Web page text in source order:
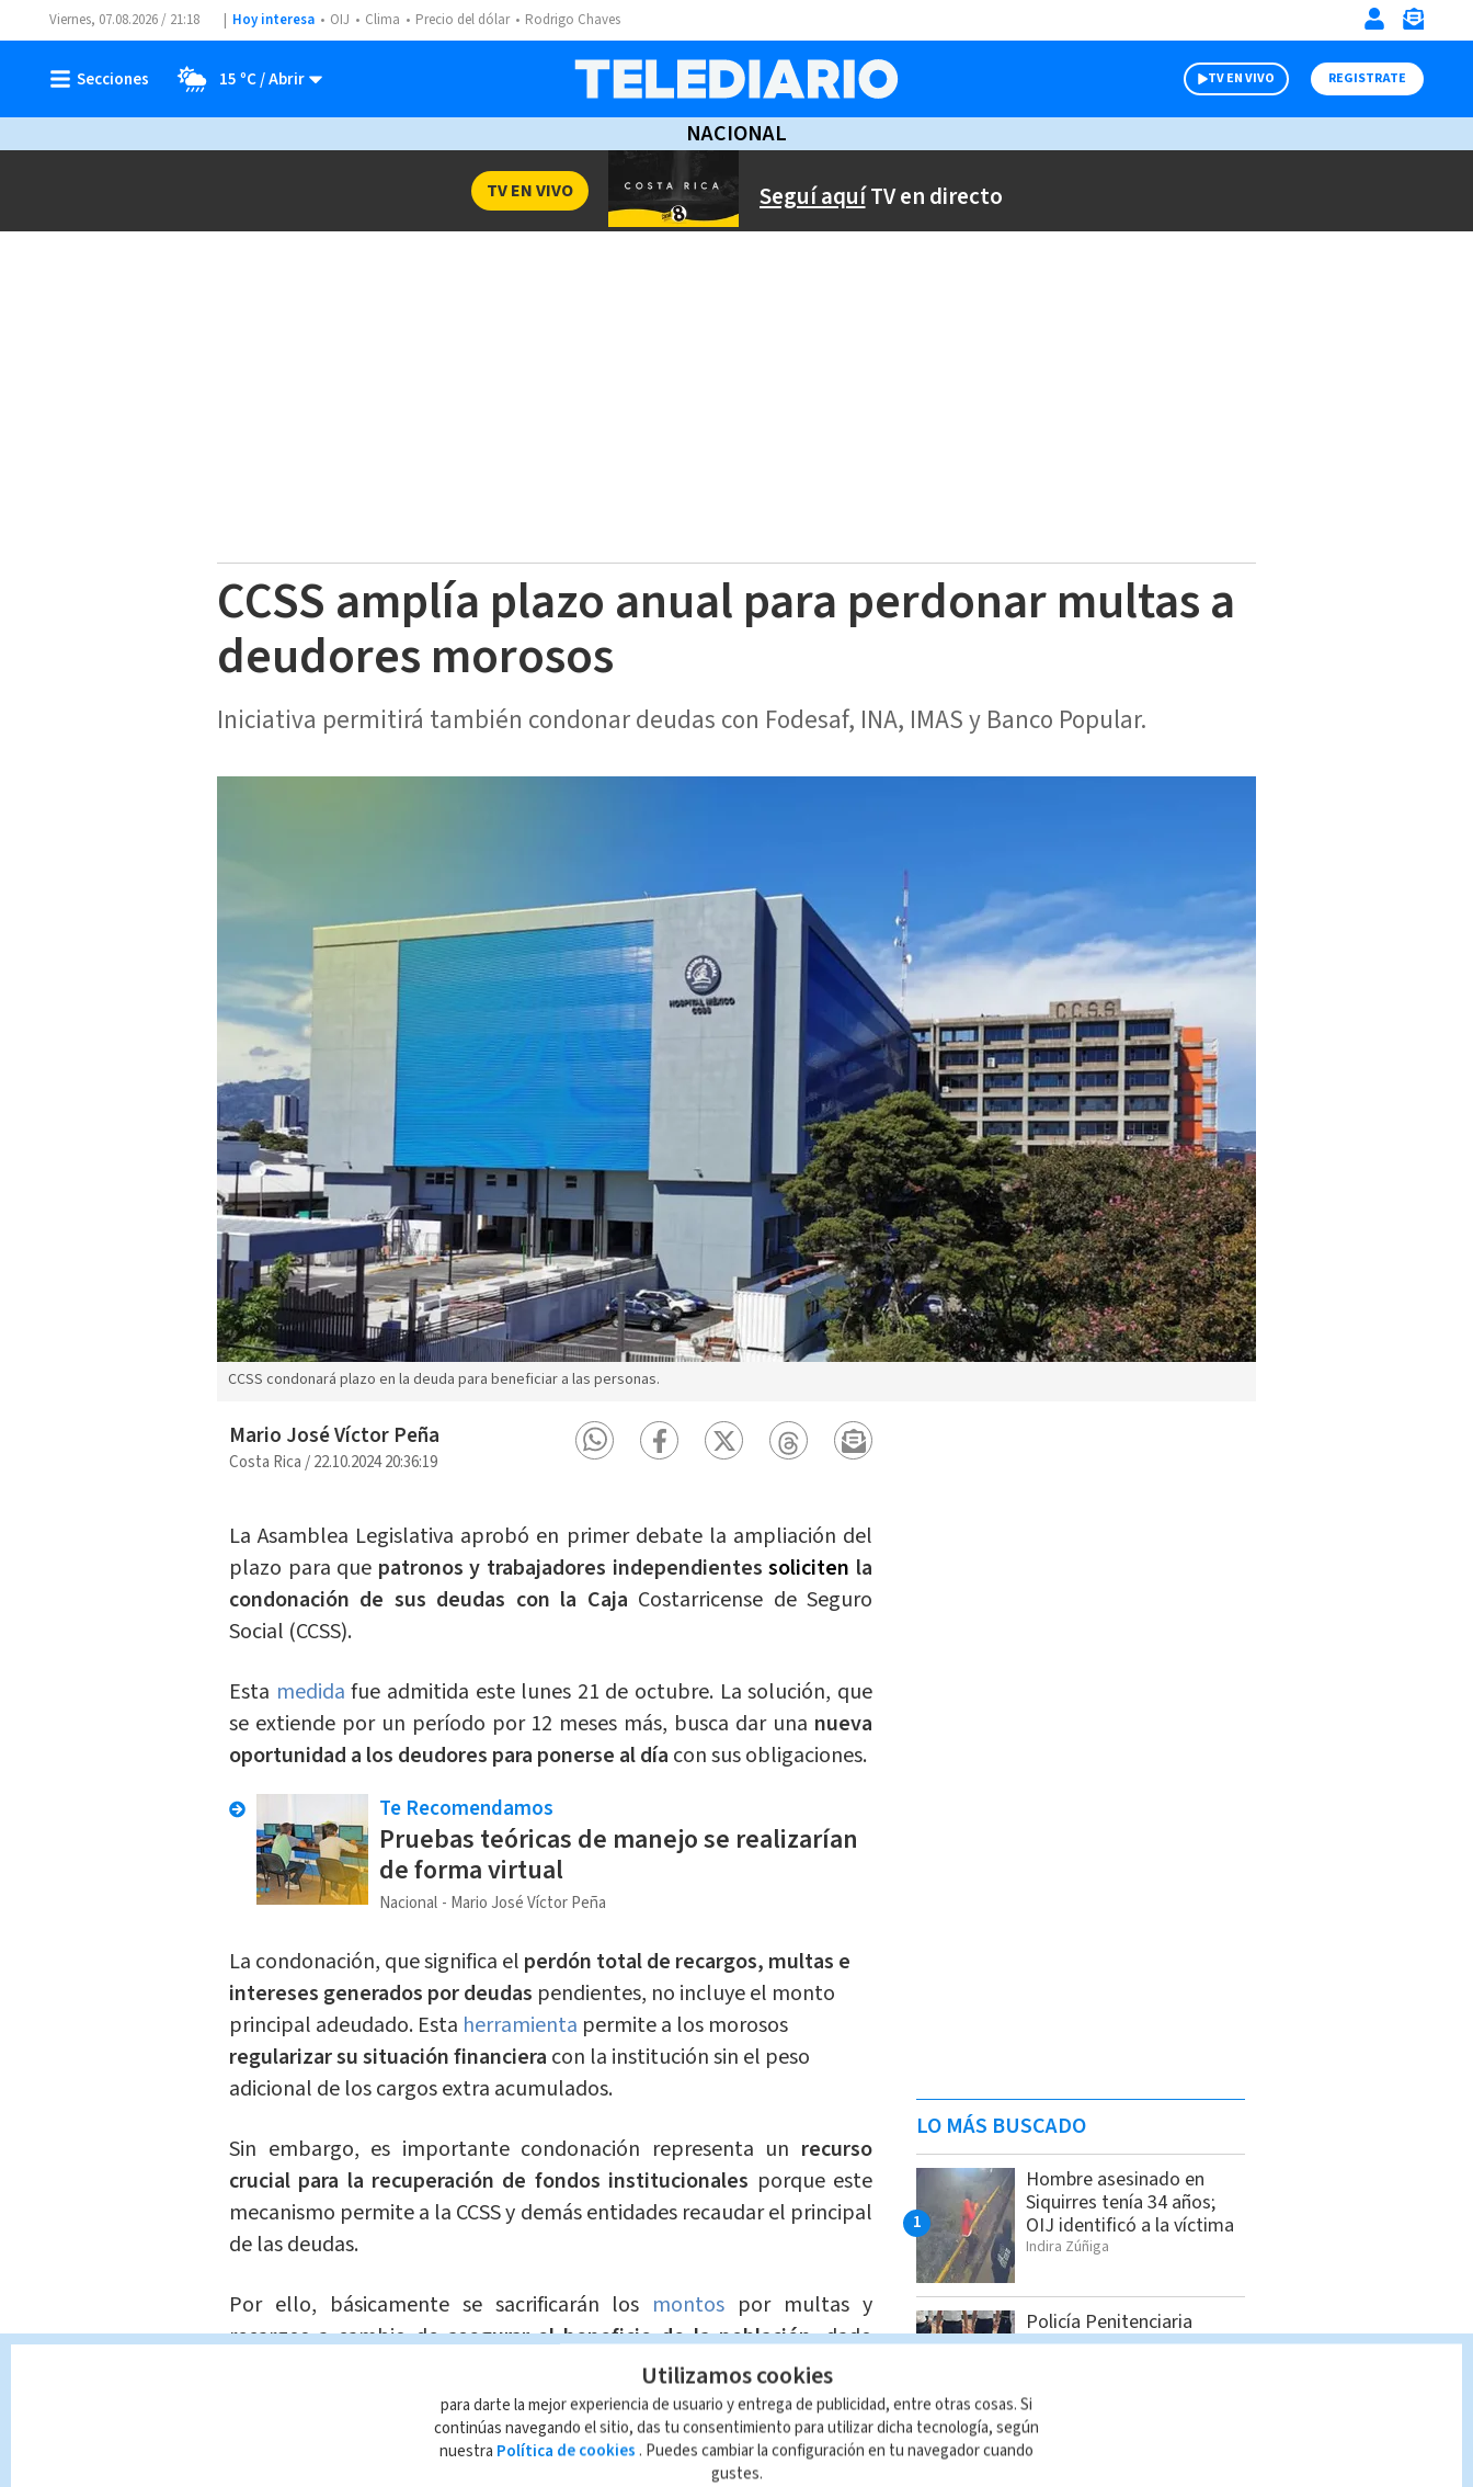
Viernes, 07.08.2026 / 21:18 Hoy interesa OIJ Clima Precio del dólar Rodrigo Chaves
15 ºC TV EN VIVO REGISTRATE
NACIONAL
Seguí aquíTV en directo
TV EN VIVO
CCSS amplía plazo anual para perdonar multas a
deudores morosos
Iniciativa permitirá también condonar deudas con Fodesaf, INA, IMAS y Banco Popular.
CCSS condonará plazo en la deuda para beneficiar a las personas.
Mario José Víctor Peña
Costa Rica/22.10.2024 20:36:19
La Asamblea Legislativa aprobó en primer debate la ampliación del
plazo para que patronos y trabajadores independientessoliciten la
condonación de sus deudas con la Caja Costarricense de Seguro
Social (CCSS).
Esta medida fue admitida este lunes 21 de octubre. La solución, que
se extiende por un período por 12 meses más, busca dar una nueva
oportunidad a los deudores para ponerse al día con sus obligaciones.
Te Recomendamos
Pruebas teóricas de manejo se realizarían
de forma virtual
Nacional Mario José Víctor Peña
La condonación, que significa el perdón total de recargos, multas e
intereses generados por deudas pendientes, no incluye el monto
principal adeudado. Esta herramienta permite a los morosos
regularizar su situación financiera con la institución sin el peso
adicional de los cargos extra acumulados.
Sin embargo, es importante condonación representa un recurso
crucial para la recuperación de fondos institucionales porque este
mecanismo permite a la CCSS y demás entidades recaudar el principal
de las deudas.
Por ello, básicamente se sacrificarán los montos por multas y
recargos a cambio deasegurar el beneficio de la población, dado
que, se priorizaría la sostenibilidad del sistema de seguridad social
LO MÁS BUSCADO
Hombre asesinado en
Siquirres tenía 34 años;
OIJ identificó a la víctima
Indira Zúñiga
Policía Penitenciaria
intercepta dron con droga
Dólar en Costa Rica: Tipo
Utilizamos cookies
para darte la mejor experiencia de usuario y entrega de publicidad, entre otras cosas. Si
continúas navegando el sitio, das tu consentimiento para utilizar dicha tecnología, según
nuestra Política de cookies . Puedes cambiar la configuración en tu navegador cuando
gustes.